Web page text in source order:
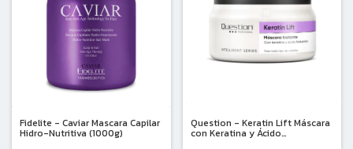
Fidelite - Caviar Mascara Capilar
Hidro-Nutritiva (1000g)
Question - Keratin Lift Máscara
con Keratina y Ácido